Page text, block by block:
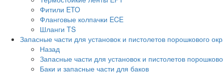
Фитили ETO
Фланговые колпачки ECE
Шланги TS
Запасные части для установок и пистолетов порошкового
Назад
Запасные части для установок и пистолетов
Баки и запасные части для баков